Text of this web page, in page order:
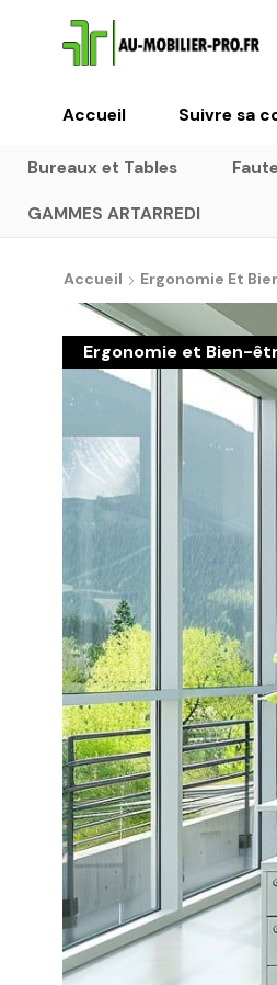
Accueil Suivre sa
Bureaux et Tables
GAMMES ARTARREDI
Accueil Ergonomie Et
Ergonomie et Bien-